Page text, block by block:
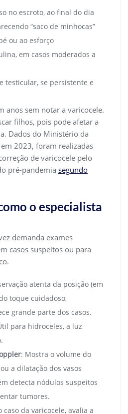
no escroto, ao final do dia
“saco de minhocas”
ou ao esforço
em casos moderados a
testicular, se persistente e
anos sem notar a varicocele.
filhos, pois pode afetar a
Dados do Ministério da
2023, foram realizadas
de varicocele pelo
pré-pandemia segundo
o especialista
demanda exames
casos suspeitos ou para
atenta da posição (em
toque cuidadoso,
grande parte dos casos.
para hidroceles, a luz
: Mostra o volume do
a dilatação dos vasos
detecta nódulos suspeitos
tumores.
caso da varicocele, avalia a